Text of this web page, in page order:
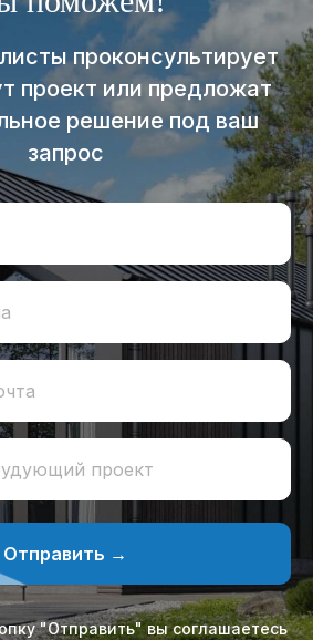
проконсультирует
проект или предложат
решение под ваш
запрос
проект
Отправить →
"Отправить" вы соглашаетесь